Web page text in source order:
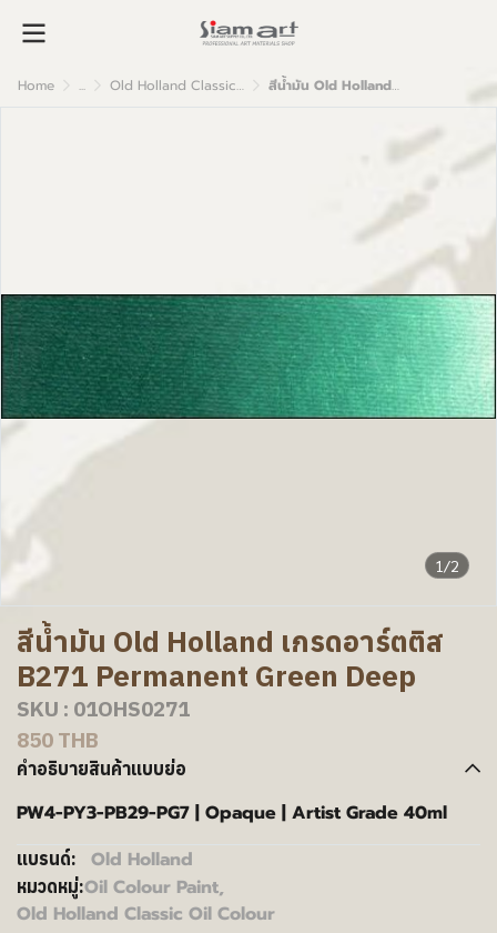
Home ... Old Holland Classic Oil Colour สีน้ำมัน Old Holland เกรดอาร์ตติส B271 Permanent Green Deep
1/2
สีน้ำมัน Old Holland เกรดอาร์ตติส
B271 Permanent Green Deep
SKU : 01OHS0271
850 THB
คำอธิบายสินค้าแบบย่อ
PW4-PY3-PB29-PG7 | Opaque | Artist Grade 40ml
แบรนด์: Old Holland
หมวดหมู่:Oil Colour Paint,
Old Holland Classic Oil Colour